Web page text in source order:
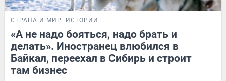
СТРАНА И МИР ИСТОРИИ
«А не надо бояться, надо брать и
делать». Иностранец влюбился в
Байкал, переехал в Сибирь и строит
там бизнес